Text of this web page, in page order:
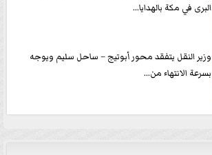
البرى في مكة بالهدايا...
وزير النقل يتفقد محور أبوتيج – ساحل سليم ويوجه
بسرعة الانتهاء من...